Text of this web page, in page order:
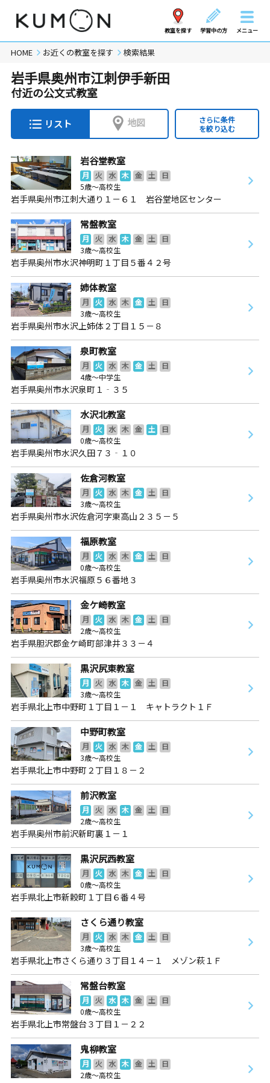
教室を探す 学習中の方 メニュー
HOME お近くの教室を探す 検索結果
岩手県奥州市江刺伊手新田
付近の公文式教室
リスト 地図
さらに条件
を絞り込む
岩谷堂教室
月 火 水 木 金 土
日
5歳～高校生
岩手県奥州市江刺大通り１－６１ 岩谷堂地区センター
常盤教室
月 火 水 木 金 土
日
3歳～高校生
岩手県奥州市水沢神明町１丁目５番４２号
姉体教室
月 火 水 木 金 土
日
3歳～高校生
岩手県奥州市水沢上姉体２丁目１５－８
泉町教室
月 火 水 木 金 土
日
4歳～中学生
岩手県奥州市水沢泉町１‐３５
水沢北教室
月 火 水 木 金 土
日
0歳～高校生
岩手県奥州市水沢久田７３‐１０
佐倉河教室
月 火 水 木 金 土
日
3歳～高校生
岩手県奥州市水沢佐倉河字東高山２３５－５
福原教室
月 火 水 木 金 土
日
0歳～高校生
岩手県奥州市水沢福原５６番地３
金ケ崎教室
月 火 水 木 金 土
日
2歳～高校生
岩手県胆沢郡金ケ崎町部津井３３－４
黒沢尻東教室
月 火 水 木 金 土
日
3歳～高校生
岩手県北上市中野町１丁目１－１ キャトラクト１Ｆ
中野町教室
月 火 水 木 金 土
日
3歳～高校生
岩手県北上市中野町２丁目１８－２
前沢教室
月 火 水 木 金 土
日
2歳～高校生
岩手県奥州市前沢新町裏１－１
黒沢尻西教室
月 火 水 木 金 土
日
0歳～高校生
岩手県北上市新穀町１丁目６番４号
さくら通り教室
月 火 水 木 金 土
日
3歳～高校生
岩手県北上市さくら通り３丁目１４－１ メゾン萩１Ｆ
常盤台教室
月 火 水 木 金 土
日
0歳～高校生
岩手県北上市常盤台３丁目１－２２
鬼柳教室
月 火 水 木 金 土
日
2歳～高校生